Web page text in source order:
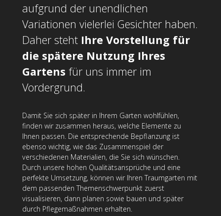
aufgrund der unendlichen
Variationen vielerlei Gesichter haben.
Daher steht Ihre Vorstellung für
die spätere Nutzung Ihres
Gartens für uns immer im
Vordergrund.
Damit Sie sich später in Ihrem Garten wohlfühlen,
finden wir zusammen heraus, welche Elemente zu
Ihnen passen. Die entsprechende Bepflanzung ist
ebenso wichtig, wie das Zusammenspiel der
verschiedenen Materialien, die Sie sich wünschen.
Durch unsere hohen Qualitätsansprüche und eine
perfekte Umsetzung, können wir Ihren Traumgarten mit
dem passenden Themenschwerpunkt zuerst
visualisieren, dann planen sowie bauen und später
durch Pflegemaßnahmen erhalten.